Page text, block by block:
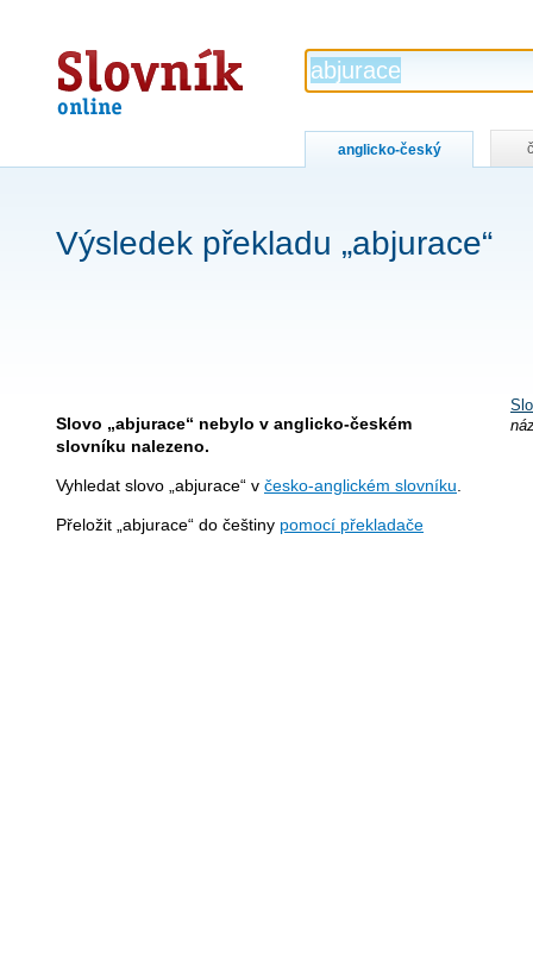
Slovník
online
anglicko-český
Výsledek překladu „abjurace“
Slovo „abjurace“ nebylo v anglicko-českém
slovníku nalezeno.
Vyhledat slovo „abjurace“ v česko-anglickém slovníku
Přeložit „abjurace“ do češtiny pomocí překladače